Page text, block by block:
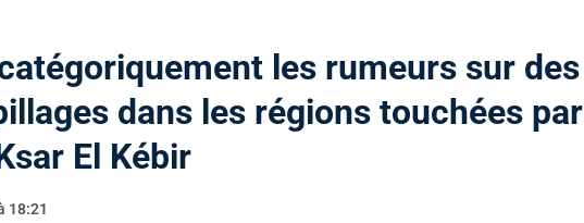
les rumeurs sur des
dans les régions touchées par
El Kébir
18:21